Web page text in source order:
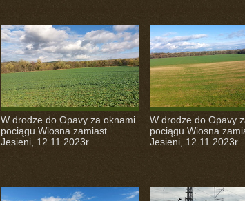
W drodze do Opavy za oknami
pociągu Wiosna zamiast
Jesieni, 12.11.2023r.
W drodze do Opavy
pociągu Wiosna
Jesieni, 12.11.2023r.